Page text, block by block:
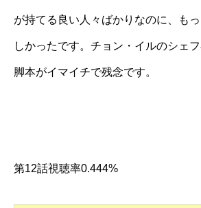
が持てる良い人々ばかりなのに、も
しかったです。チョン・イルのシェフ
脚本がイマイチで残念です。
第12話視聴率0.444%